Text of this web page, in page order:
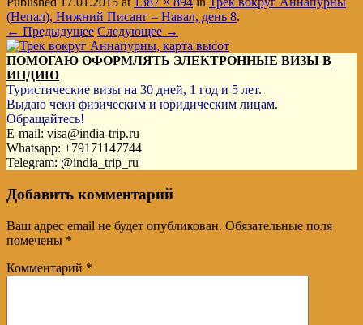
(Непал), Нижний Писанг – Навал, день 8.
← Предыдущее Следующее →
ПОМОГАЮ ОФОРМЛЯТЬ ЭЛЕКТРОННЫЕ ВИЗЫ В
ИНДИЮ
Туристические визы на 30 дней, 1 год и 5 лет.
Выдаю чеки физическим и юридическим лицам.
Обращайтесь!
E-mail: visa@india-trip.ru
Whatsapp: +79171147744
Telegram: @india_trip_ru
Добавить комментарий
Ваш адрес email не будет опубликован. Обязательные поля
помечены *
Комментарий *